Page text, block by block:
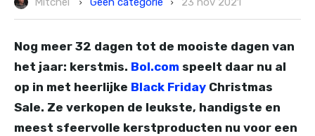
Nog meer 32 dagen tot de mooiste dagen van
het jaar: kerstmis. Bol.com speelt daar nu al
op in met heerlijke Black Friday Christmas
Sale. Ze verkopen de leukste, handigste en
meest sfeervolle kerstproducten nu voor een